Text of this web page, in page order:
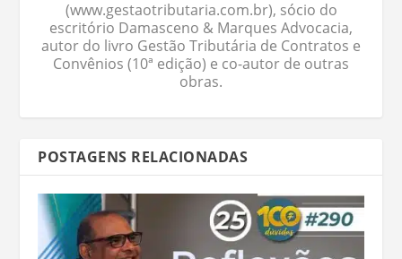
(www.gestaotributaria.com.br), sócio do
escritório Damasceno & Marques Advocacia,
autor do livro Gestão Tributária de Contratos e
Convênios (10ª edição) e co-autor de outras
obras.
POSTAGENS RELACIONADAS